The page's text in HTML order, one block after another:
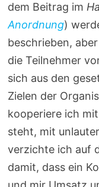
dem Beitrag im
Anordnung)
beschrieben,
die Teilnehmer
sich aus den
Zielen der
kooperiere ich
steht, mit
verzichte ich auf
damit, dass ein